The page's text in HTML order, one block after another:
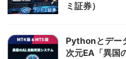
ミ証券）
Pythonとデー
次元EA「異国